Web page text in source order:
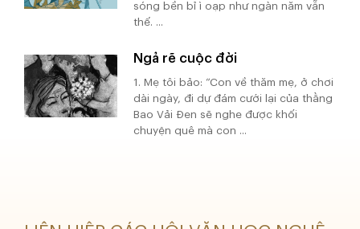
sóng bền bỉ ì oạp như ngàn năm vẫn
thế. ...
Ngả rẽ cuộc đời
1. Mẹ tôi bảo: “Con về thăm mẹ, ở chơi
dài ngày, đi dự đám cưới lại của thằng
Bao Vải Đen sẽ nghe được khối
chuyện quê mà con ...